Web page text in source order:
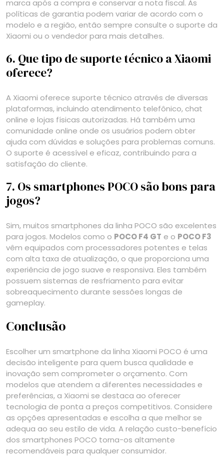
marca após a compra e conservar a nota fiscal. As
políticas de garantia podem variar de acordo com o
modelo e a região, então sempre consulte o suporte da
Xiaomi ou o vendedor para mais detalhes.
6. Que tipo de suporte técnico a Xiaomi
oferece?
A Xiaomi oferece suporte técnico através de diversas
plataformas, incluindo atendimento telefônico, chat
online e lojas físicas autorizadas. Há também uma
comunidade online onde os usuários podem obter
ajuda com dúvidas e soluções para problemas comuns.
O suporte é acessível e eficaz, contribuindo para a
satisfação do cliente.
7. Os smartphones POCO são bons para
jogos?
Sim, muitos smartphones da linha POCO são excelentes
para jogos. Modelos como o POCO F4 GT e o POCO F3
vêm equipados com processadores potentes e telas
com alta taxa de atualização, o que proporciona uma
experiência de jogo suave e responsiva. Eles também
possuem sistemas de resfriamento para evitar
sobreaquecimento durante sessões longas de
gameplay.
Conclusão
Escolher um smartphone da linha Xiaomi POCO é uma
decisão inteligente para quem busca qualidade e
inovação sem comprometer o orçamento. Com
modelos que atendem a diferentes necessidades e
preferências, a Xiaomi se destaca ao oferecer
tecnologia de ponta a preços competitivos. Considere
as opções apresentadas e escolha a que melhor se
adequa ao seu estilo de vida. A relação custo-benefício
dos smartphones POCO torna-os altamente
recomendáveis para qualquer consumidor.